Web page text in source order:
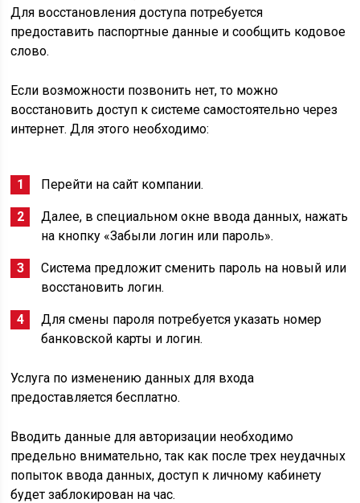
Для восстановления доступа потребуется
предоставить паспортные данные и сообщить кодовое
слово.
Если возможности позвонить нет, то можно
восстановить доступ к системе самостоятельно через
интернет. Для этого необходимо:
Перейти на сайт компании.
Далее, в специальном окне ввода данных, нажать
на кнопку «Забыли логин или пароль».
Система предложит сменить пароль на новый или
восстановить логин.
Для смены пароля потребуется указать номер
банковской карты и логин.
Услуга по изменению данных для входа
предоставляется бесплатно.
Вводить данные для авторизации необходимо
предельно внимательно, так как после трех неудачных
попыток ввода данных, доступ к личному кабинету
будет заблокирован на час.